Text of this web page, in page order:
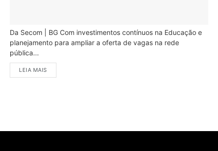
Da Secom | BG Com investimentos contínuos na Educação e
planejamento para ampliar a oferta de vagas na rede
pública...
LEIA MAIS